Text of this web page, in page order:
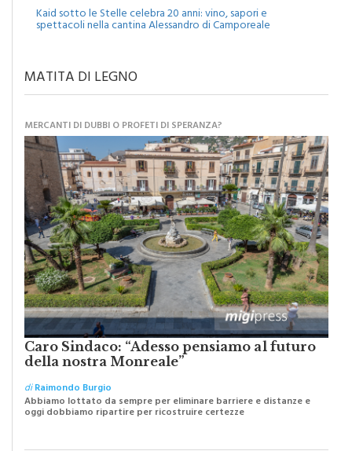
Eventi
Kaid sotto le Stelle celebra 20 anni: vino, sapori e
MATITA DI LEGNO
MERCANTI DI DUBBI O PROFETI DI SPERANZA?
Caro Sindaco: “Adesso pensiamo al futuro
della nostra Monreale”
diRaimondo Burgio